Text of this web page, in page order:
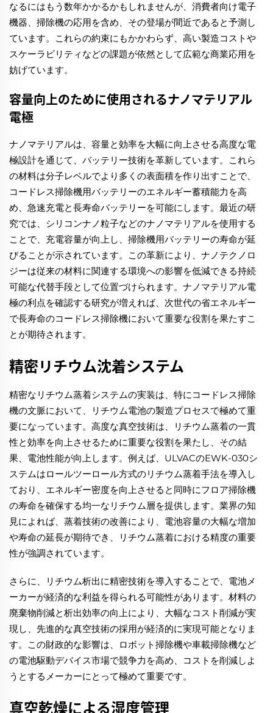
なるにはもう数年かかるかもしれませんが、消費者向け電子
機器、掃除機の応用を含め、その登場が間近であると予測し
ています。これらの約束にもかかわらず、高い製造コストや
スケーラビリティなどの課題が依然として広範な商業応用を
妨げています。
容量向上のために使用されるナノマテリアル
電極
ナノマテリアルは、容量と効率を大幅に向上させる高度な電
極設計を通じて、バッテリー技術を革新しています。これら
の材料は分子レベルでより多くの表面積を作り出すことで、
コードレス掃除機用バッテリーのエネルギー蓄積能力を高
め、急速充電と長寿命バッテリーを可能にします。最近の研
究では、シリコンナノ粒子などのナノマテリアルを使用する
ことで、充電容量が向上し、掃除機用バッテリーの寿命が延
びることが示されています。この革新により、ナノテクノロ
ジーは従来の材料に関連する環境への影響を低減できる持続
可能な代替手段として位置づけられます。ナノマテリアル電
極の利点を確認する研究が増えれば、次世代の省エネルギー
で長寿命のコードレス掃除機において重要な役割を果たすこ
とが期待されます。
精密リチウム沈着システム
精密なリチウム蒸着システムの実装は、特にコードレス掃除
機の文脈において、リチウム電池の製造プロセスで極めて重
要になっています。高度な真空技術は、リチウム蒸着の一貫
性と効率を向上させるために重要な役割を果たし、その結
果、電池性能が向上します。例えば、ULVACのEWK-030シ
ステムはロールツーロール方式のリチウム蒸着手法を導入し
ており、エネルギー密度を向上させると同時にフロア掃除機
の寿命を確保する均一なリチウム層を提供します。業界の知
見によれば、蒸着技術の改善により、電池容量の大幅な増加
や寿命の延長が期待でき、リチウム蒸着における精度の重要
性が強調されています。
さらに、リチウム析出に精密技術を導入することで、電池メ
ーカーが経済的な利益を得られる可能性があります。材料の
廃棄物削減と析出効率の向上により、大幅なコスト削減が実
現し、先進的な真空技術の採用が経済的に実現可能となりま
す。この財政的な影響は、ロボット掃除機や車載掃除機など
の電池駆動デバイス市場で競争力を高め、コストを削減しよ
うとするメーカーにとって極めて重要です。
真空乾燥による湿度管理